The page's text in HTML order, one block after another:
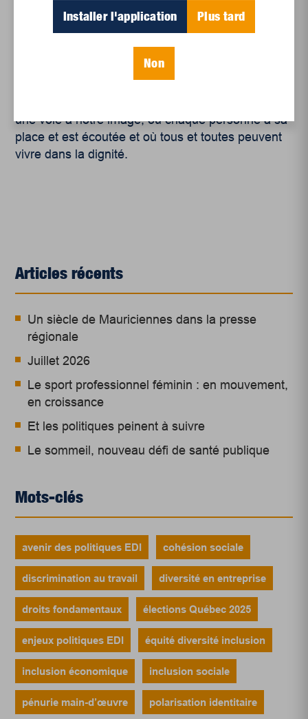
ni magiques, mais elles sont nécessaires et
efficaces. En les renforçant, nous affirmons notre
volonté de bâtir une société inclusive, prospère et
une voie à notre image, où chaque personne a sa
place et est écoutée et où tous et toutes peuvent
vivre dans la dignité.
Articles récents
Un siècle de Mauriciennes dans la presse
régionale
Juillet 2026
Le sport professionnel féminin : en mouvement,
en croissance
Et les politiques peinent à suivre
Le sommeil, nouveau défi de santé publique
Mots-clés
avenir des politiques EDI cohésion sociale
discrimination au travail diversité en entreprise
droits fondamentaux élections Québec 2025
enjeux politiques EDI équité diversité inclusion
inclusion économique inclusion sociale
pénurie main-d’œuvre polarisation identitaire
Installer l'application Plus tard
Non